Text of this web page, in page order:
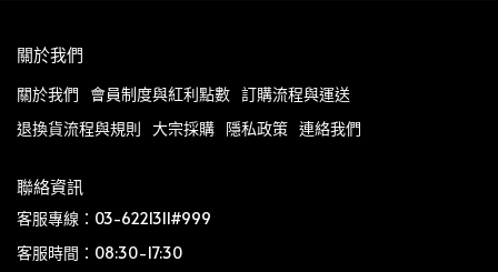
關於我們
關於我們 會員制度與紅利點數 訂購流程與運送
退換貨流程與規則 大宗採購 隱私政策 連絡我們
聯絡資訊
客服專線：03-6221311#999
客服時間：08:30-17:30